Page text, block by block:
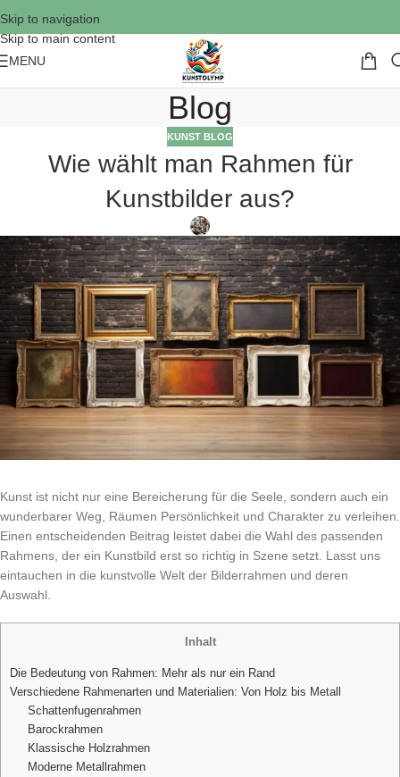
Skip to navigation
Skip to main content
MENU
Blog
KUNST BLOG
Wie wählt man Rahmen für
Kunstbilder aus?
Kunst ist nicht nur eine Bereicherung für die Seele, sondern auch ein
wunderbarer Weg, Räumen Persönlichkeit und Charakter zu verleihen.
Einen entscheidenden Beitrag leistet dabei die Wahl des passenden
Rahmens, der ein Kunstbild erst so richtig in Szene setzt. Lasst uns
eintauchen in die kunstvolle Welt der Bilderrahmen und deren
Auswahl.
Inhalt
Die Bedeutung von Rahmen: Mehr als nur ein Rand
Verschiedene Rahmenarten und Materialien: Von Holz bis Metall
Schattenfugenrahmen
Barockrahmen
Klassische Holzrahmen
Moderne Metallrahmen